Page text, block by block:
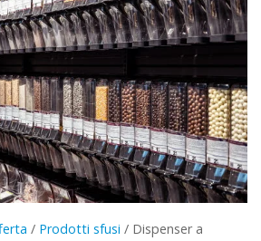
/ Prodotti sfusi / Dispenser a